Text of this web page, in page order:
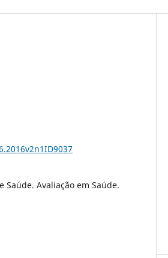
Saúde. Avaliação em Saúde.